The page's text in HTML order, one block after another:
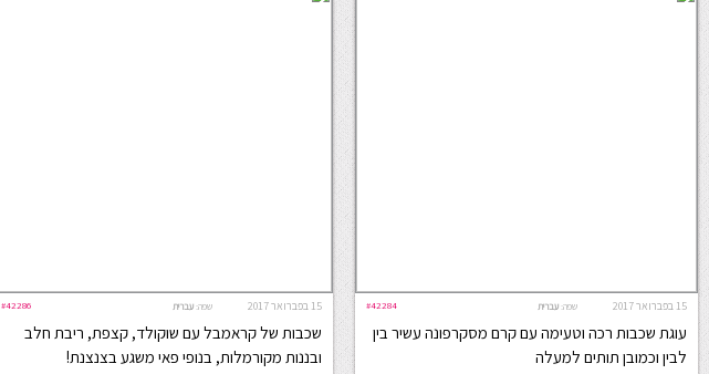
15 בפברואר 2017 #42284 שפה: עברית
עוגת שכבות רכה וטעימה עם קרם מסקרפונה עשיר בין
לבין וכמובן תותים למעלה
15 בפברואר 2017 #42286 שפה: עברית
שכבות של קראמבל עם שוקולד, קצפת, ריבת חלב
ובננות מקורמלות, בנופי פאי משגע בצנצנת!